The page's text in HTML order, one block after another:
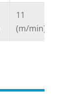
11
(m/min)